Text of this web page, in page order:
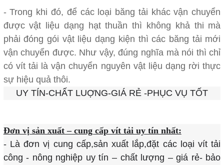
- Trong khi đó, để các loại băng tải khác vận chuyển
được vật liệu dạng hạt thuần thì không khả thi mà
phải đóng gói vật liệu dạng kiện thì các băng tải mới
vận chuyển được. Như vậy, đúng nghĩa mà nói thì chỉ
có vít tải là vận chuyển nguyên vật liệu dạng rời thực
sự hiệu quả thôi.
UY TÍN-CHẤT LUỢNG-GIÁ RẺ -PHỤC VỤ TỐT
Đơn vị sản xuất – cung cấp vít tải uy tín nhất:
- Là đơn vị cung cấp,sản xuất lắp,đặt các loại vít tải
công - nông nghiệp uy tín – chất lượng – giá rẻ- bảo